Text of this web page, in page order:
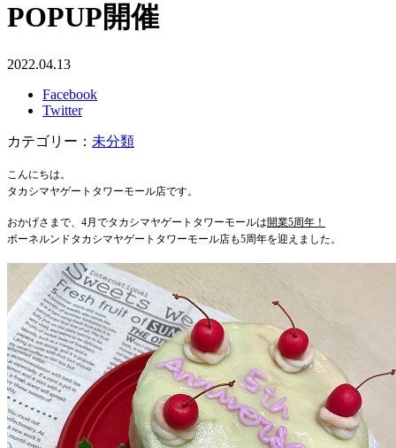
POPUP開催
2022.04.13
Facebook
Twitter
カテゴリー： 未分類
こんにちは。
タカシマヤゲートタワーモール店です。
おかげさまで、4月でタカシマヤゲートタワーモールは開業5周年！
ボーネルンドタカシマヤゲートタワーモール店も5周年を迎えました。